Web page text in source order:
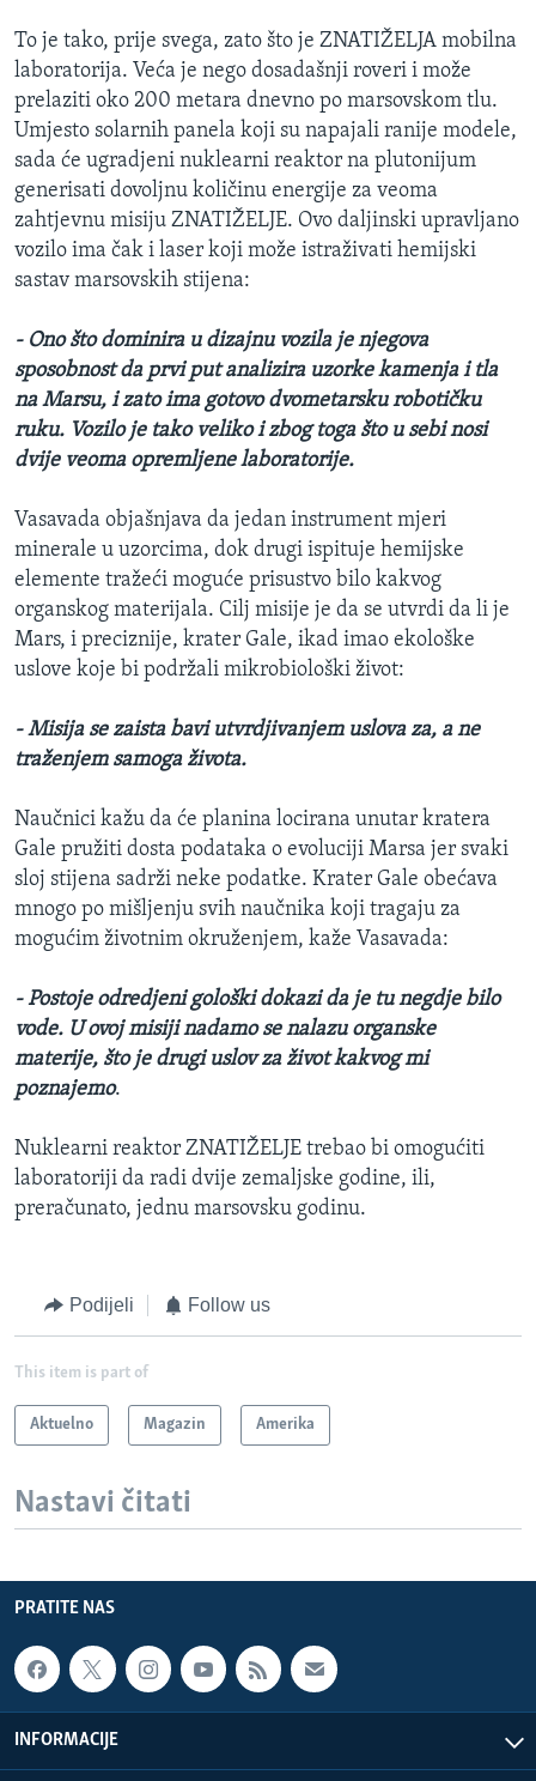
To je tako, prije svega, zato što je ZNATIŽELJA mobilna
laboratorija. Veća je nego dosadašnji roveri i može
prelaziti oko 200 metara dnevno po marsovskom tlu.
Umjesto solarnih panela koji su napajali ranije modele,
sada će ugradjeni nuklearni reaktor na plutonijum
generisati dovoljnu količinu energije za veoma
zahtjevnu misiju ZNATIŽELJE. Ovo daljinski upravljano
vozilo ima čak i laser koji može istraživati hemijski
sastav marsovskih stijena:
- Ono što dominira u dizajnu vozila je njegova
sposobnost da prvi put analizira uzorke kamenja i tla
na Marsu, i zato ima gotovo dvometarsku robotičku
ruku. Vozilo je tako veliko i zbog toga što u sebi nosi
dvije veoma opremljene laboratorije.
Vasavada objašnjava da jedan instrument mjeri
minerale u uzorcima, dok drugi ispituje hemijske
elemente tražeći moguće prisustvo bilo kakvog
organskog materijala. Cilj misije je da se utvrdi da li je
Mars, i preciznije, krater Gale, ikad imao ekološke
uslove koje bi podržali mikrobiološki život:
- Misija se zaista bavi utvrdjivanjem uslova za, a ne
traženjem samoga života.
Naučnici kažu da će planina locirana unutar kratera
Gale pružiti dosta podataka o evoluciji Marsa jer svaki
sloj stijena sadrži neke podatke. Krater Gale obećava
mnogo po mišljenju svih naučnika koji tragaju za
mogućim životnim okruženjem, kaže Vasavada:
- Postoje odredjeni gološki dokazi da je tu negdje bilo
vode. U ovoj misiji nadamo se nalazu organske
materije, što je drugi uslov za život kakvog mi
poznajemo.
Nuklearni reaktor ZNATIŽELJE trebao bi omogućiti
laboratoriji da radi dvije zemaljske godine, ili,
preračunato, jednu marsovsku godinu.
Podijeli Follow us
This item is part of
Aktuelno Magazin Amerika
Nastavi čitati
PRATITE NAS
INFORMACIJE